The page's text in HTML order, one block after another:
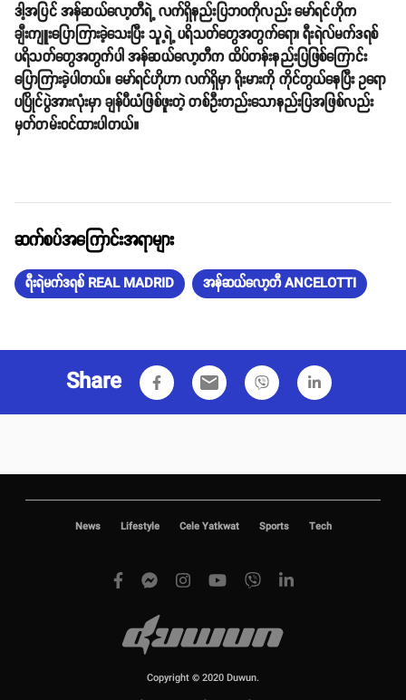
ဒါ့အပြင် အန်ဆယ်လော့တီရဲ့ လက်ရှိနည်းပြဘဝကိုလည်း မော်ရင်ဟိုက
ချီးကျူးပြောကြားခဲ့သေးပြီး သူ့ရဲ့ ပရိသတ်တွေအတွက်ရော၊ ရီးရဲလ်မက်ဒရစ်
ပရိသတ်တွေအတွက်ပါ အန်ဆယ်လော့တီက ထိပ်တန်းနည်းပြဖြစ်ကြောင်း
ပြောကြားခဲ့ပါတယ်။ မော်ရင်ဟိုဟာ လက်ရှိမှာ ရိုးမားကို ကိုင်တွယ်နေပြီး ဥရော
ပပြိုင်ပွဲအားလုံးမှာ ချန်ပီယံဖြစ်ဖူးတဲ့ တစ်ဦးတည်းသောနည်းပြအဖြစ်လည်း
မှတ်တမ်းဝင်ထားပါတယ်။
ဆက်စပ်အကြောင်းအရာများ
ရီးရဲမက်ဒရစ် REAL MADRID အန်ဆယ်လော့တီ ANCELOTTI
Share email
News Lifestyle Cele Yatkwat Sports Tech
Copyright © 2020 Duwun.